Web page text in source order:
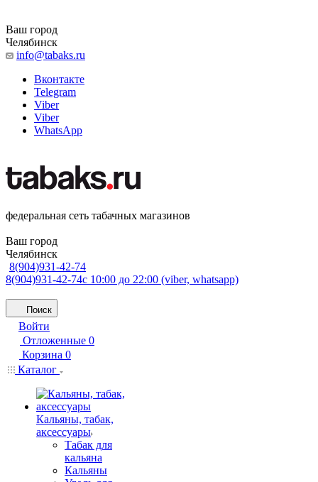
Ваш город
Челябинск
info@tabaks.ru
Вконтакте
Telegram
Viber
Viber
WhatsApp
федеральная сеть табачных магазинов
Ваш город
Челябинск
8(904)931-42-74
8(904)931-42-74с 10:00 до 22:00 (viber, whatsapp)
Поиск
Войти
Отложенные 0
Корзина 0
Каталог
Кальяны, табак,
аксессуары
Табак для
кальяна
Кальяны